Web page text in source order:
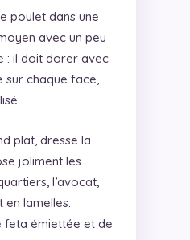
poulet dans une
avec un peu
: il doit dorer avec
sur chaque face,
plat, dresse la
joliment les
l’avocat,
en lamelles.
feta émiettée et de